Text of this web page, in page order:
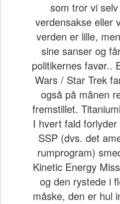
som tror vi
verdensakse eller
verden er lille,
sine sanser og
politikernes favør..
Wars / Star Trek
også på månen
fremstillet.
I hvert fald
SSP (dvs. det
rumprogram)
Kinetic Energy
og den rystede i
måske, den er hul